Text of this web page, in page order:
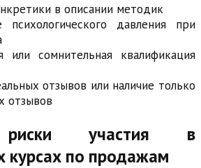
в описании методик
психологического давления при
или сомнительная квалификация
отзывов или наличие только
отзывов
риски участия в
курсах по продажам